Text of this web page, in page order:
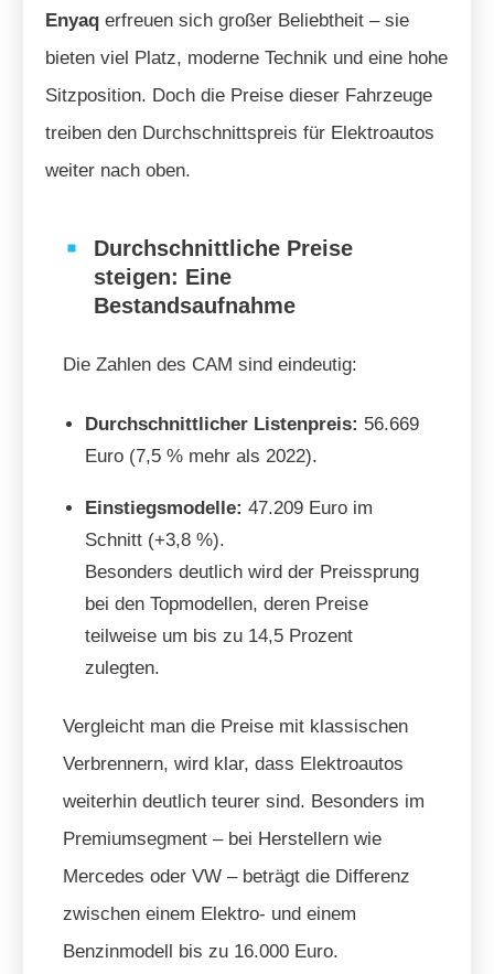
Enyaq erfreuen sich großer Beliebtheit – sie
bieten viel Platz, moderne Technik und eine hohe
Sitzposition. Doch die Preise dieser Fahrzeuge
treiben den Durchschnittspreis für Elektroautos
weiter nach oben.
Durchschnittliche Preise
steigen: Eine
Bestandsaufnahme
Die Zahlen des CAM sind eindeutig:
Durchschnittlicher Listenpreis: 56.669
Euro (7,5 % mehr als 2022).
Einstiegsmodelle: 47.209 Euro im
Schnitt (+3,8 %).
Besonders deutlich wird der Preissprung
bei den Topmodellen, deren Preise
teilweise um bis zu 14,5 Prozent
zulegten.
Vergleicht man die Preise mit klassischen
Verbrennern, wird klar, dass Elektroautos
weiterhin deutlich teurer sind. Besonders im
Premiumsegment – bei Herstellern wie
Mercedes oder VW – beträgt die Differenz
zwischen einem Elektro- und einem
Benzinmodell bis zu 16.000 Euro.